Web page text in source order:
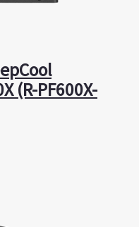
(R-PF600X-